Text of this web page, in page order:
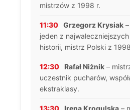
mistrzów z 1998 r.
11:30 Grzegorz Krysiak
jeden z
historii, mistrz Polski z
12:30 Rafał Niżnik –
uczestnik pucharów,
ekstraklasy.
13:30 Irena Krogulska –